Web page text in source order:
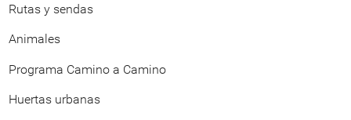
Rutas y sendas
Animales
Programa Camino a Camino
Huertas urbanas